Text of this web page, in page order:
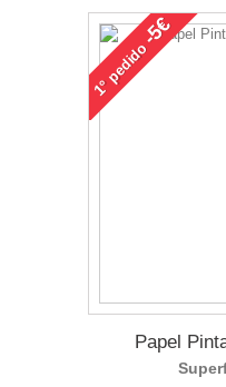
1°
pedido
-5€
Papel